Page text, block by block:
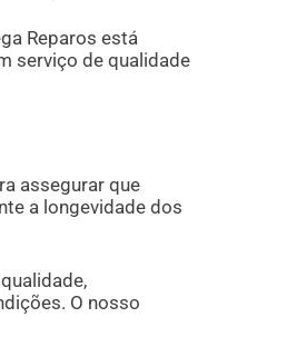
Reparos está
serviço de qualidade
assegurar que
a longevidade dos
O nosso